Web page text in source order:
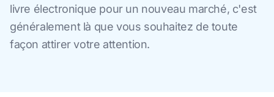
livre électronique pour un nouveau marché, c'est
généralement là que vous souhaitez de toute
façon attirer votre attention.